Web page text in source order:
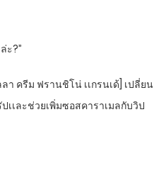
ะ?”
ครีม​ ฟรานชิโน่ เเกรนเด้]​ เปลี่ยน
เละช่วยเพิ่มซอสคาราเมลกับวิป